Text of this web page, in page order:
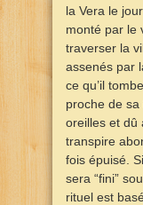
la Vera le
monté par le
traverser la
assenés par
ce qu’il
proche de
oreilles et dû
transpire
fois épuisé.
sera “fini”
rituel est